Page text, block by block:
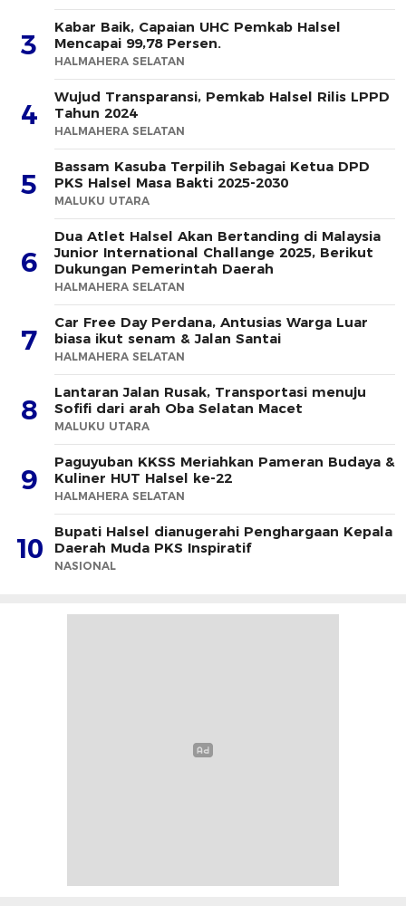
3
Kabar Baik, Capaian UHC Pemkab Halsel
Mencapai 99,78 Persen.
HALMAHERA SELATAN
4
Wujud Transparansi, Pemkab Halsel Rilis LPPD
Tahun 2024
HALMAHERA SELATAN
5
Bassam Kasuba Terpilih Sebagai Ketua DPD
PKS Halsel Masa Bakti 2025-2030
MALUKU UTARA
6
Dua Atlet Halsel Akan Bertanding di Malaysia
Junior International Challange 2025, Berikut
Dukungan Pemerintah Daerah
HALMAHERA SELATAN
7
Car Free Day Perdana, Antusias Warga Luar
biasa ikut senam & Jalan Santai
HALMAHERA SELATAN
8
Lantaran Jalan Rusak, Transportasi menuju
Sofifi dari arah Oba Selatan Macet
MALUKU UTARA
9
Paguyuban KKSS Meriahkan Pameran Budaya &
Kuliner HUT Halsel ke-22
HALMAHERA SELATAN
10
Bupati Halsel dianugerahi Penghargaan Kepala
Daerah Muda PKS Inspiratif
NASIONAL